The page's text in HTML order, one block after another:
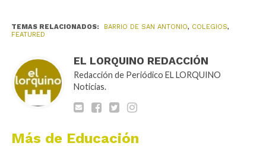
TEMAS RELACIONADOS: BARRIO DE SAN ANTONIO, COLEGIOS,
FEATURED
EL LORQUINO REDACCIÓN
Redacción de Periódico EL LORQUINO
Noticias.
Más de Educación